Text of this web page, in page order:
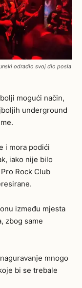
odradio svoj dio posla
mogući način,
underground
i mora podići
iako nije bilo
Rock Club
između mjesta
zbog same
mnogo
bi se trebale